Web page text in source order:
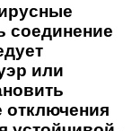
соединение
или
отключения